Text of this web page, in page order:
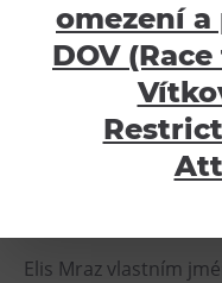
Atraktivity
Bolt Tower
Velký svět
Malý svět
Gong
Galerie Gong
ZRUŠENO,
Elis Mraz vlastním
omezení
DOV